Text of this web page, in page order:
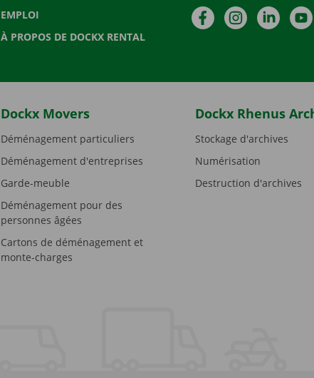
EMPLOI
À PROPOS DE DOCKX RENTAL
FacebookInstagramLinkedIn
Dockx Movers
Déménagement particuliers
Déménagement d'entreprises
Garde-meuble
Déménagement pour des
personnes âgées
Cartons de déménagement et
monte-charges
Dockx Rhenus
Stockage d'archives
Numérisation
Destruction d'archives